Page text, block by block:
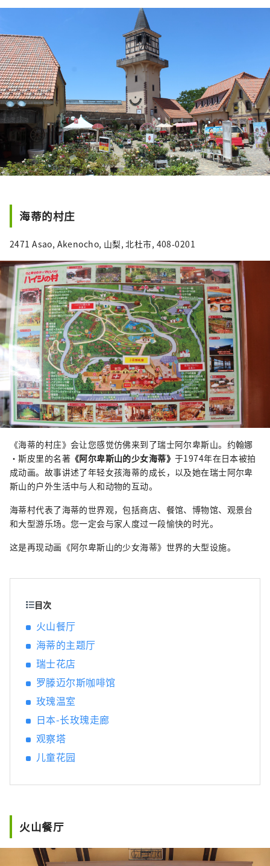
乡”，其中三个地区被选为日本名水百选之
一。这种丰富的水作为天然水而广受好评，是
日本矿泉水产量最多的国家之一。 清澈的水也
酿造清酒，您可以享受美丽的自然风光和丰富
海蒂的村庄
2471 Asao, Akenocho, 山梨, 北杜市, 408-0201
《海蒂的村庄》会让您感觉仿佛来到了瑞士阿尔卑斯山。约翰娜
·斯皮里的名著《阿尔卑斯山的少女海蒂》 于1974年在日本被拍
成动画。故事讲述了年轻女孩海蒂的成长，以及她在瑞士阿尔卑
斯山的户外生活中与人和动物的互动。
海蒂村代表了海蒂的世界观，包括商店、餐馆、博物馆、观景台
和大型游乐场。您一定会与家人度过一段愉快的时光。
这是再现动画《阿尔卑斯山的少女海蒂》世界的大型设施。
目次
火山餐厅
海蒂的主题厅
瑞士花店
罗滕迈尔斯咖啡馆
玫瑰温室
日本-长玫瑰走廊
观察塔
儿童花园
火山餐厅